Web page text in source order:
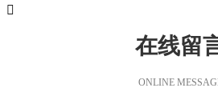

在线留
ONLINE